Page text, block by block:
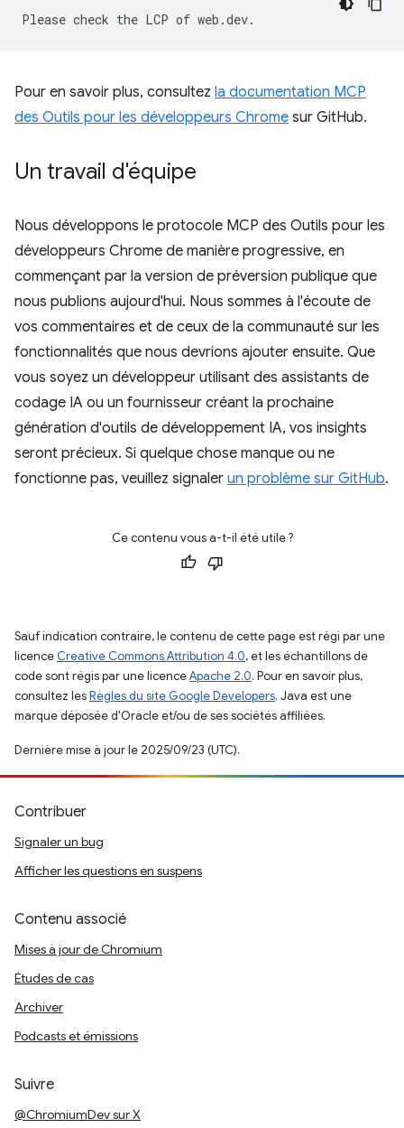
Pour en savoir plus, consultez la documentation MCP
des Outils pour les développeurs Chrome sur GitHub.
Un travail d'équipe
Nous développons le protocole MCP des Outils pour les
développeurs Chrome de manière progressive, en
commençant par la version de préversion publique que
nous publions aujourd'hui. Nous sommes à l'écoute de
vos commentaires et de ceux de la communauté sur les
fonctionnalités que nous devrions ajouter ensuite. Que
vous soyez un développeur utilisant des assistants de
codage IA ou un fournisseur créant la prochaine
génération d'outils de développement IA, vos insights
seront précieux. Si quelque chose manque ou ne
fonctionne pas, veuillez signaler un problème sur GitHub.
Ce contenu vous a-t-il été utile ?
Sauf indication contraire, le contenu de cette page est régi par une
licence Creative Commons Attribution 4.0, et les échantillons de
code sont régis par une licenceApache 2.0. Pour en savoir plus,
consultez lesRègles du site Google Developers. Java est une
marque déposée d'Oracle et/ou de ses sociétés affiliées.
Dernière mise à jour le 2025/09/23 (UTC).
Contribuer
Signaler un bug
Afficher les questions en suspens
Contenu associé
Mises à jour de Chromium
Études de cas
Archiver
Podcasts et émissions
Suivre
@ChromiumDev sur X